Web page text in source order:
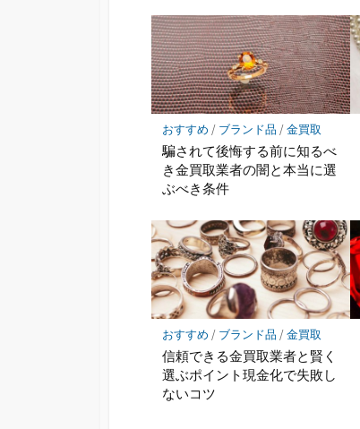
おすすめ / ブランド品 /金買取
騙されて後悔する前に知るべ
き金買取業者の闇と本当に選
ぶべき条件
おすすめ / ブランド品 /金買取
信頼できる金買取業者と賢く
選ぶポイント現金化で失敗し
ないコツ